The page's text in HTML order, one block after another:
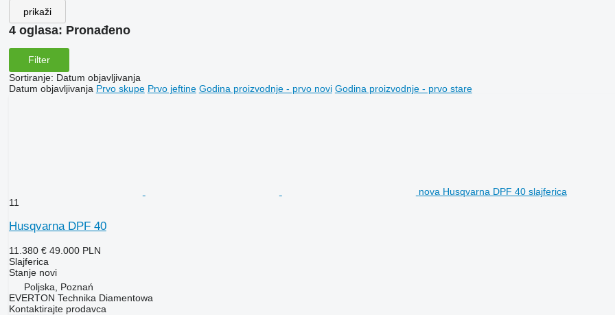
prikaži
4 oglasa: Pronađeno
Filter
Sortiranje: Datum objavljivanja
Datum objavljivanja Prvo skupe Prvo jeftine Godina proizvodnje - prvo novi Godina proizvodnje - prvo stare
nova Husqvarna DPF 40 slajferica
11
Husqvarna DPF 40
11.380 € 49.000 PLN
Slajferica
Stanjenovi
Poljska, Poznań
EVERTON Technika Diamentowa
Kontaktirajte prodavca